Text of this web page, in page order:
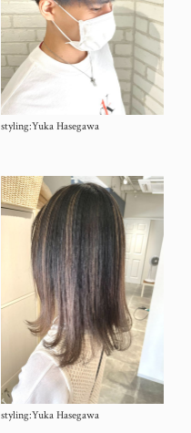
styling:Yuka Hasegawa
styling:Yuka Hasegawa